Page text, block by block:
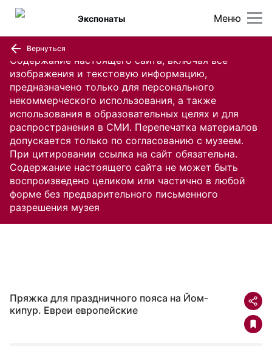
Содержание настоящего сайта, включая все
изображения и текстовую информацию,
предназначено только для персонального
некоммерческого использования, а также
использования в образовательных целях и для
распространения в СМИ. Перепечатка материалов
допускается только по согласованию с музеем.
При цитировании ссылка на сайт обязательна.
Содержание настоящего сайта не может быть
воспроизведено целиком или частично в любой
форме без предварительного письменного
разрешения музея
Меню
Экспонаты
Вернуться
Пряжка для праздничного пояса на Йом-
кипур. Евреи европейские